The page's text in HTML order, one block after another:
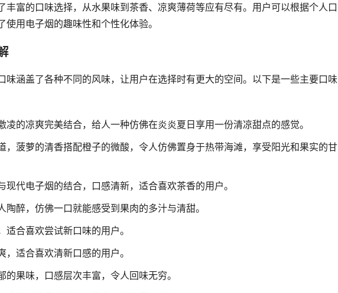
丰富的口味选择，从水果味到茶香、凉爽薄荷等应有尽有。用户可以根据个人口
用电子烟的趣味性和个性化体验。
味涵盖了各种不同的风味，让用户在选择时有更大的空间。以下是一些主要口味
凌的凉爽完美结合，给人一种仿佛在炎炎夏日享用一份清凉甜点的感觉。
，菠萝的清香搭配橙子的微酸，令人仿佛置身于热带海滩，享受阳光和果实的甘
现代电子烟的结合，口感清新，适合喜欢茶香的用户。
陶醉，仿佛一口就能感受到果肉的多汁与清甜。
适合喜欢尝试新口味的用户。
，适合喜欢清新口感的用户。
的果味，口感层次丰富，令人回味无穷。